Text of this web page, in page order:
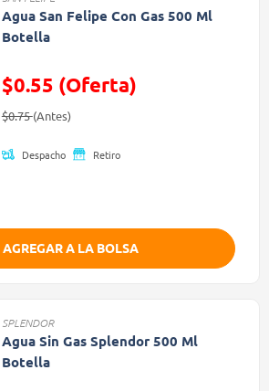
Agua San Felipe Con Gas 500 Ml
Botella
$0.55 (Oferta)
Precio reducido de
$0.75(Antes)(Oferta)
Despacho Retiro
AGREGAR A LA BOLSA
SPLENDOR
Agua Sin Gas Splendor 500 Ml
Botella